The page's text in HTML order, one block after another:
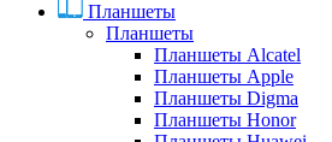
Планшеты
Планшеты
Планшеты Alcatel
Планшеты Apple
Планшеты Digma
Планшеты Honor